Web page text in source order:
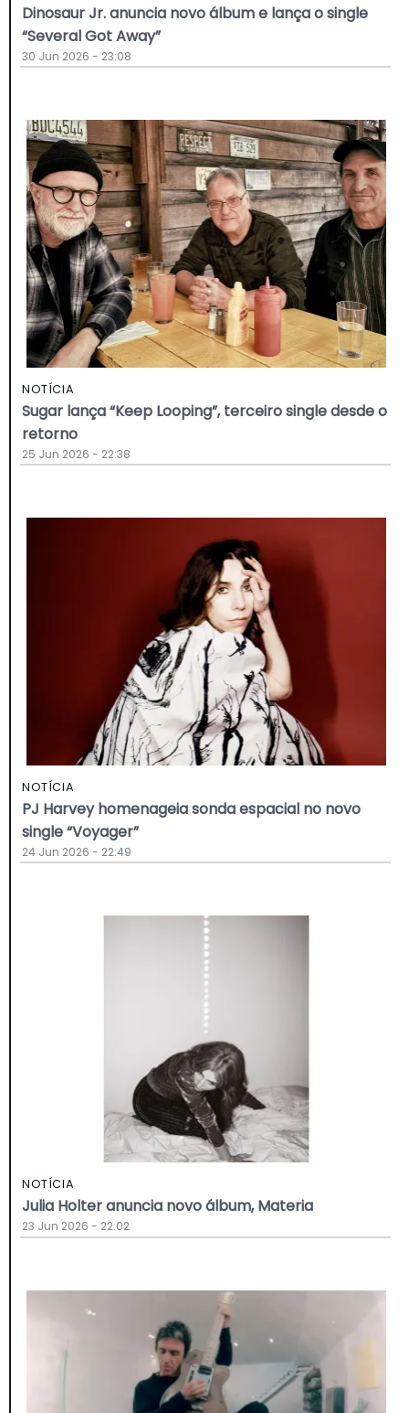
Dinosaur Jr. anuncia novo álbum e lança o single
“Several Got Away”
30 Jun 2026 - 23:08
NOTÍCIA
Sugar lança “Keep Looping”, terceiro single desde o
retorno
25 Jun 2026 - 22:38
NOTÍCIA
PJ Harvey homenageia sonda espacial no novo
single “Voyager”
24 Jun 2026 - 22:49
NOTÍCIA
Julia Holter anuncia novo álbum, Materia
23 Jun 2026 - 22:02